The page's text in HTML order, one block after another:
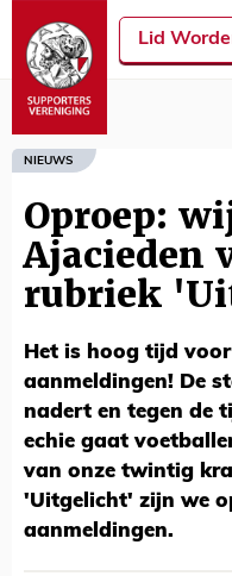
Lid
NIEUWS
Oproep:
Ajacieden
rubriek
Het is hoog tijd
aanmeldingen! De
nadert en tegen de
echie gaat
van onze twintig
'Uitgelicht' zijn we
aanmeldingen.